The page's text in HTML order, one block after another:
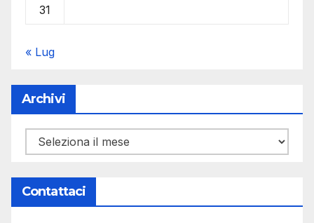
31
« Lug
Archivi
Archivi
Contattaci